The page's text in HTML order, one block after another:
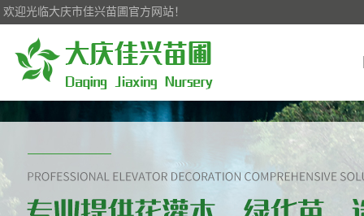
欢迎光临大庆市佳兴苗圃官方网站！